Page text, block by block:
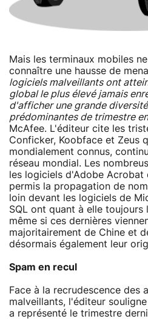
Mais les terminaux mobiles
connaître une hausse de
logiciels malveillants ont
global le plus élevé jamais
d'afficher une grande
prédominantes de trimestre
McAfee. L'éditeur cite les
Conficker, Koobface et Zeus
mondialement connus,
réseau mondial. Les
les logiciels d'Adobe Acrobat
permis la propagation de
loin devant les logiciels de
SQL ont quant à elle toujours
même si ces dernières
majoritairement de Chine et
désormais également leur
Spam en recul
Face à la recrudescence des
malveillants, l'éditeur
a représenté le trimestre